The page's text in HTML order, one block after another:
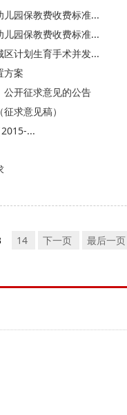
园保教费收费标准...
园保教费收费标准...
计划生育手术并发...
方案
公开征求意见的公告
求意见稿）
...
14 下一页 最后一页